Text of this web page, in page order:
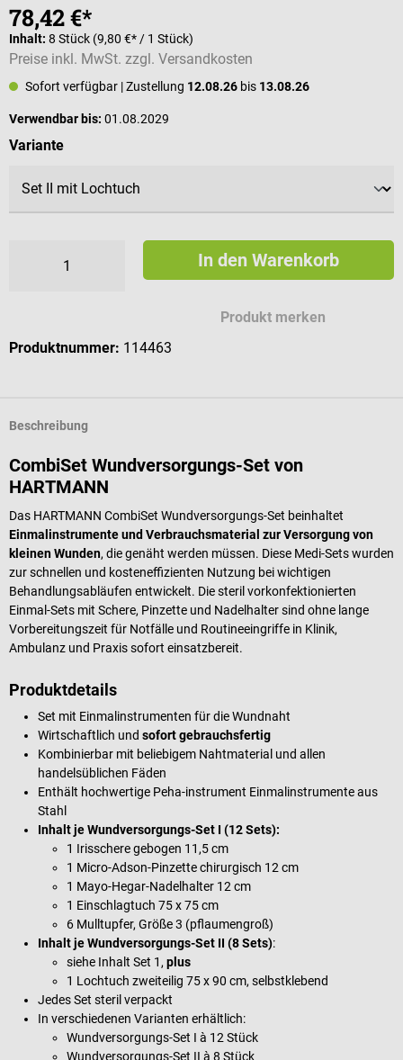
78,42 €*
Inhalt: 8 Stück (9,80 €* / 1 Stück)
Preise inkl. MwSt. zzgl. Versandkosten
Sofort verfügbar | Zustellung 12.08.26 bis 13.08.26
Verwendbar bis: 01.08.2029
Varianteauswählen
In den Warenkorb
Produkt merken
Produktnummer: 114463
Beschreibung
CombiSet Wundversorgungs-Set von
HARTMANN
Das HARTMANN CombiSet Wundversorgungs-Set beinhaltet
Einmalinstrumente und Verbrauchsmaterial zur Versorgung von
kleinen Wunden, die genäht werden müssen. Diese Medi-Sets wurden
zur schnellen und kosteneffizienten Nutzung bei wichtigen
Behandlungsabläufen entwickelt. Die steril vorkonfektionierten
Einmal-Sets mit Schere, Pinzette und Nadelhalter sind ohne lange
Vorbereitungszeit für Notfälle und Routineeingriffe in Klinik,
Ambulanz und Praxis sofort einsatzbereit.
Produktdetails
Set mit Einmalinstrumenten für die Wundnaht
Wirtschaftlich und sofort gebrauchsfertig
Kombinierbar mit beliebigem Nahtmaterial und allen
handelsüblichen Fäden
Enthält hochwertige Peha-instrument Einmalinstrumente aus
Stahl
Inhalt je Wundversorgungs-Set I (12 Sets):
1 Irisschere gebogen 11,5 cm
1 Micro-Adson-Pinzette chirurgisch 12 cm
1 Mayo-Hegar-Nadelhalter 12 cm
1 Einschlagtuch 75 x 75 cm
6 Mulltupfer, Größe 3 (pflaumengroß)
Inhalt je Wundversorgungs-Set II (8 Sets):
siehe Inhalt Set 1, plus
1 Lochtuch zweiteilig 75 x 90 cm, selbstklebend
Jedes Set steril verpackt
In verschiedenen Varianten erhältlich:
Wundversorgungs-Set I à 12 Stück
Wundversorgungs-Set II à 8 Stück